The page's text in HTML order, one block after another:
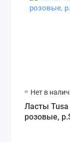
Нет в
Ласты
розовые,